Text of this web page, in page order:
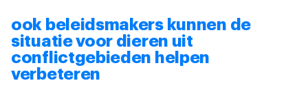
ook beleidsmakers kunnen de
situatie voor dieren uit
conflictgebieden helpen
verbeteren